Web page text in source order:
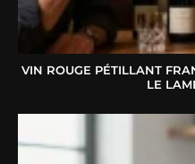
VIN ROUGE PÉTILLANT
LE